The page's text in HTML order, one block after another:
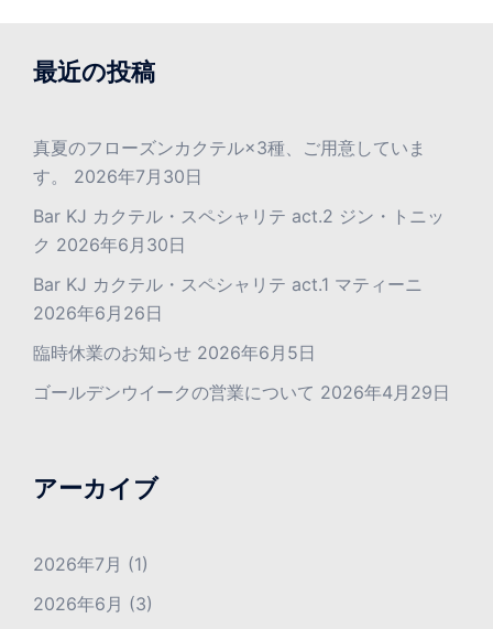
最近の投稿
真夏のフローズンカクテル×3種、ご用意していま
す。
2026年7月30日
Bar KJ カクテル・スペシャリテ act.2 ジン・トニッ
ク 2026年6月30日
Bar KJ カクテル・スペシャリテ act.1 マティーニ
2026年6月26日
臨時休業のお知らせ 2026年6月5日
ゴールデンウイークの営業について 2026年4月29日
アーカイブ
2026年7月 (1)
2026年6月 (3)